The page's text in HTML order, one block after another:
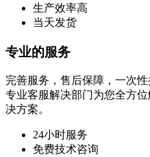
生产效率高
当天发货
专业的服务
完善服务，售后保障，一次
专业客服解决部门为您全方
决方案。
24小时服务
免费技术咨询